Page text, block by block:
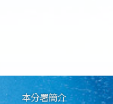
本分署簡介